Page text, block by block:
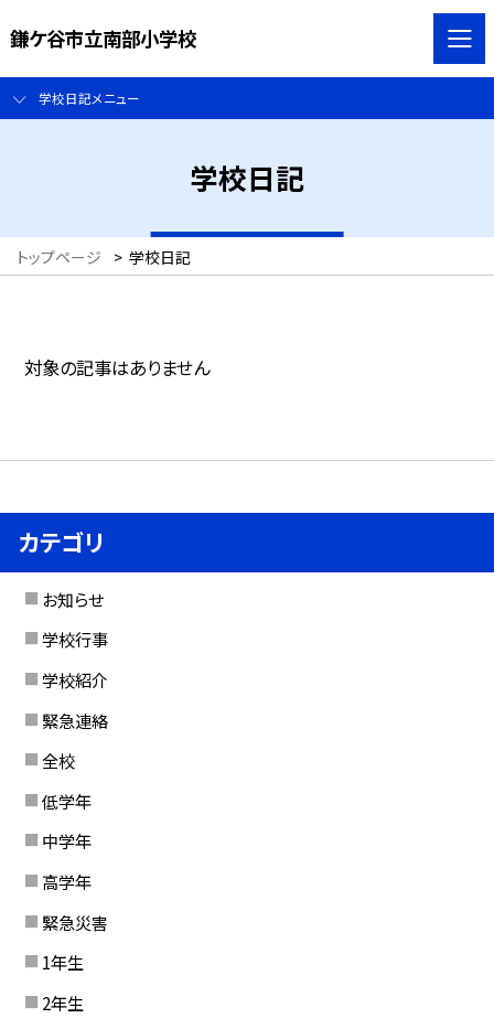
鎌ケ谷市立南部小学校
学校日記メニュー
学校日記
トップページ > 学校日記
対象の記事はありません
カテゴリ
お知らせ
学校行事
学校紹介
緊急連絡
全校
低学年
中学年
高学年
緊急災害
1年生
2年生